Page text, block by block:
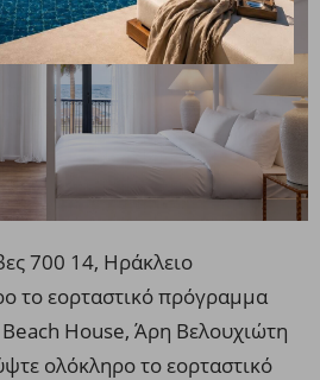
700 14, Ηράκλειο
το εορταστικό πρόγραμμα
House, Άρη Βελουχιώτη
ολόκληρο το εορταστικό